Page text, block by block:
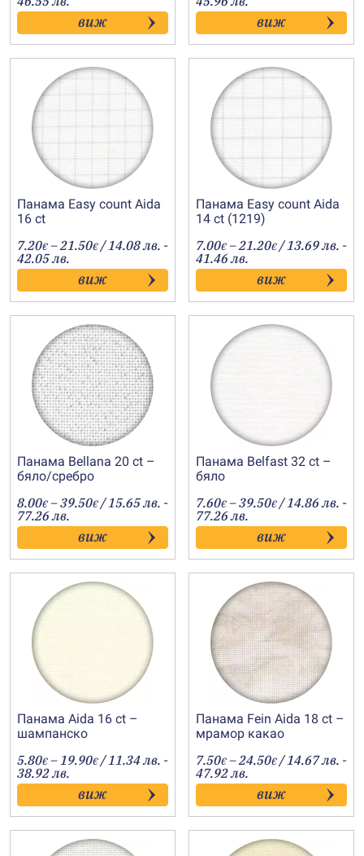
7.60€
through
23.80€
виж
7.60€
through
23.50€
виж
Панама Easy count Aida
16 ct
7.20€ –21.50€Price
range:
7.20€
through
21.50€
/ 14.08 лв. -
42.05 лв.
виж
Панама Easy count Aida
14 ct (1219)
7.00€ –21.20€Price
range:
7.00€
through
21.20€
/ 13.69 лв. -
41.46 лв.
виж
Панама Bellana 20 ct –
бяло/сребро
8.00€ –39.50€Price
range:
8.00€
through
39.50€
/ 15.65 лв. -
77.26 лв.
виж
Панама Belfast 32 ct –
бяло
7.60€ –39.50€Price
range:
7.60€
through
39.50€
/ 14.86 лв. -
77.26 лв.
виж
Панама Aida 16 ct –
шампанско
5.80€ –19.90€Price
range:
5.80€
through
19.90€
/ 11.34 лв. -
38.92 лв.
виж
Панама Fein Aida 18 ct –
мрамор какао
7.50€ –24.50€Price
range:
7.50€
through
24.50€
/ 14.67 лв. -
47.92 лв.
виж